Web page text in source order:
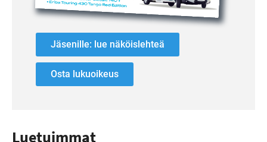
Jäsenille: lue näköislehteä
Osta lukuoikeus
Luetuimmat